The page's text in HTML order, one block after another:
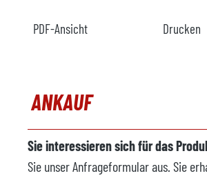
PDF-Ansicht Drucken
ANKAUF
Sie interessieren sich für das
Sie unser Anfrageformular aus. Sie